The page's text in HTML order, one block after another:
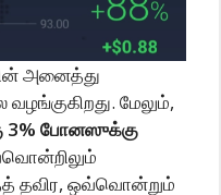
அனைத்து
மேலும்,
3% போனஸுக்கு
தவிர, ஒவ்வொன்றும்